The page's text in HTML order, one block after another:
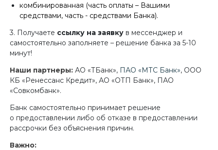
комбинированная (часть оплаты – Вашими
средствами, часть - средствами Банка).
3. Получаете ссылку на заявку в мессенджер и
самостоятельно заполняете – решение банка за 5-10
минут!
Наши партнеры: АО «ТБанк», ПАО «МТС Банк», ООО
КБ «Ренессанс Кредит», АО «ОТП Банк», ПАО
«Совкомбанк».
Банк самостоятельно принимает решение
о предоставлении либо об отказе в предоставлении
рассрочки без объяснения причин.
Важно: